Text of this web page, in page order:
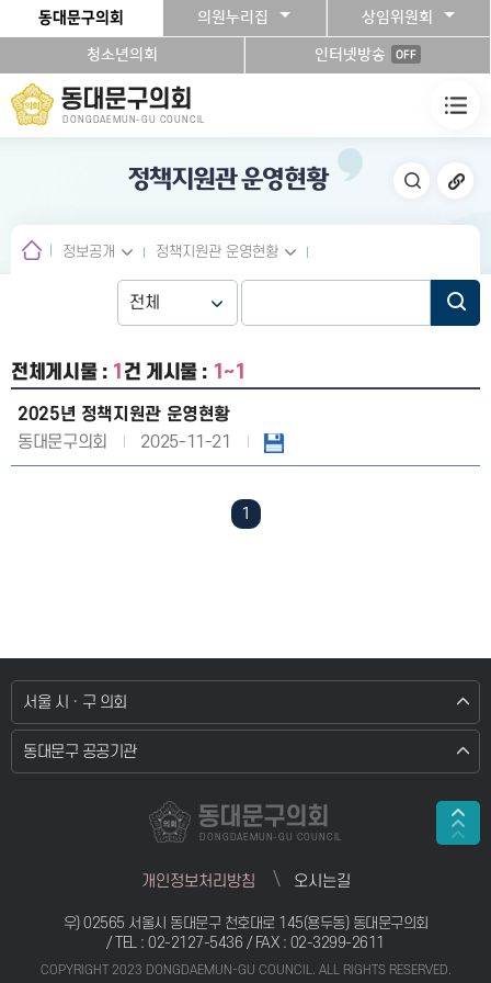
본문바로가기
동대문구의회 의원누리집 상임위원회
청소년의회 인터넷방송 OFF
동대문구의회
DONGDAEMUN-GU COUNCIL
정책지원관 운영현황
정보공개 정책지원관 운영현황
전체게시물 : 1 건 게시물 : 1~1
2025년 정책지원관 운영현황
동대문구의회
2025-11-21
1
서울 시 · 구 의회
동대문구 공공기관
동대문구의회
DONGDAEMUN-GU COUNCIL
개인정보처리방침 오시는길
우) 02565 서울시 동대문구 천호대로 145(용두동) 동대문구의회
/ TEL :02-2127-5436 / FAX : 02-3299-2611
COPYRIGHT 2023 DONGDAEMUN-GU COUNCIL. ALL RIGHTS RESERVED.